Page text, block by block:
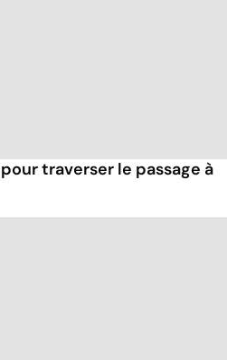
traverser le passage à